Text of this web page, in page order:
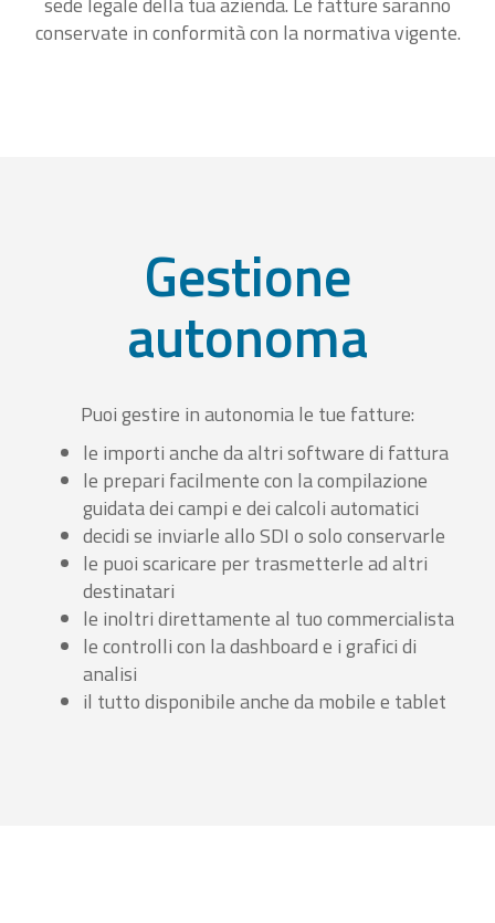
conservate in conformità con la normativa vigente.
Gestione
autonoma
Puoi gestire in autonomia le tue fatture:
le importi anche da altri software di fattura
le prepari facilmente con la compilazione
guidata dei campi e dei calcoli automatici
decidi se inviarle allo SDI o solo conservarle
le puoi scaricare per trasmetterle ad altri
destinatari
le inoltri direttamente al tuo commercialista
le controlli con la dashboard e i grafici di
analisi
il tutto disponibile anche da mobile e tablet